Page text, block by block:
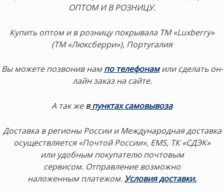
ОПТОМ И В РОЗНИЦУ.
Купить оптом и в розницу покрывала ТМ «Luxberry»
(ТМ «Люксберри»), Португалия
Вы можете позвонив нампо телефонамили сделать он-
лайн заказ на сайте.
А так жевпунктах самовывоза
Доставка в регионы России и Международная доставка
осуществляется «Почтой России», EMS, ТК «СДЭК»
или удобным покупателю почтовым
сервисом. Отправление возможно
наложенным платежом.Условия доставки.